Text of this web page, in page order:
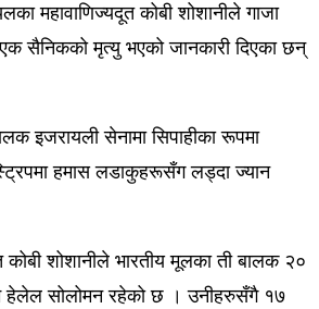
महावाणिज्यदूत कोबी शोशानीले गाजा
सैनिकको मृत्यु भएको जानकारी दिएका छन्
इजरायली सेनामा सिपाहीका रूपमा
हमास लडाकुहरूसँग लड्दा ज्यान
कोबी शोशानीले भारतीय मूलका ती बालक २०
हेलेल सोलोमन रहेको छ । उनीहरुसँगै १७